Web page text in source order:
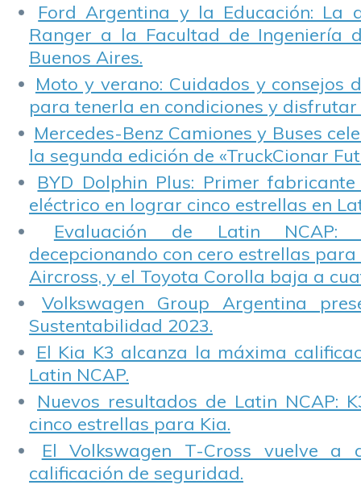
Ford Argentina y la Educación: La
Ranger a la Facultad de Ingeniería
Buenos Aires.
Moto y verano: Cuidados y consejos
para tenerla en condiciones y disfrutar
Mercedes-Benz Camiones y Buses
la segunda edición de «TruckCionar
BYD Dolphin Plus: Primer
eléctrico en lograr cinco estrellas en
Evaluación de Latin NCAP:
decepcionando con cero estrellas para
Aircross, y el Toyota Corolla baja a
Volkswagen Group Argentina
Sustentabilidad 2023.
El Kia K3 alcanza la máxima
Latin NCAP.
Nuevos resultados de Latin NCAP:
cinco estrellas para Kia.
El Volkswagen T-Cross vuelve a
calificación de seguridad.